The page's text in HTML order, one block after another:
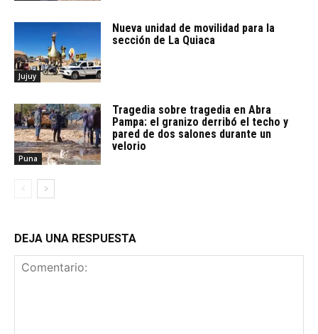
Jujuy
Nueva unidad de movilidad para la
sección de La Quiaca
Puna
Tragedia sobre tragedia en Abra
Pampa: el granizo derribó el techo y
pared de dos salones durante un
velorio
DEJA UNA RESPUESTA